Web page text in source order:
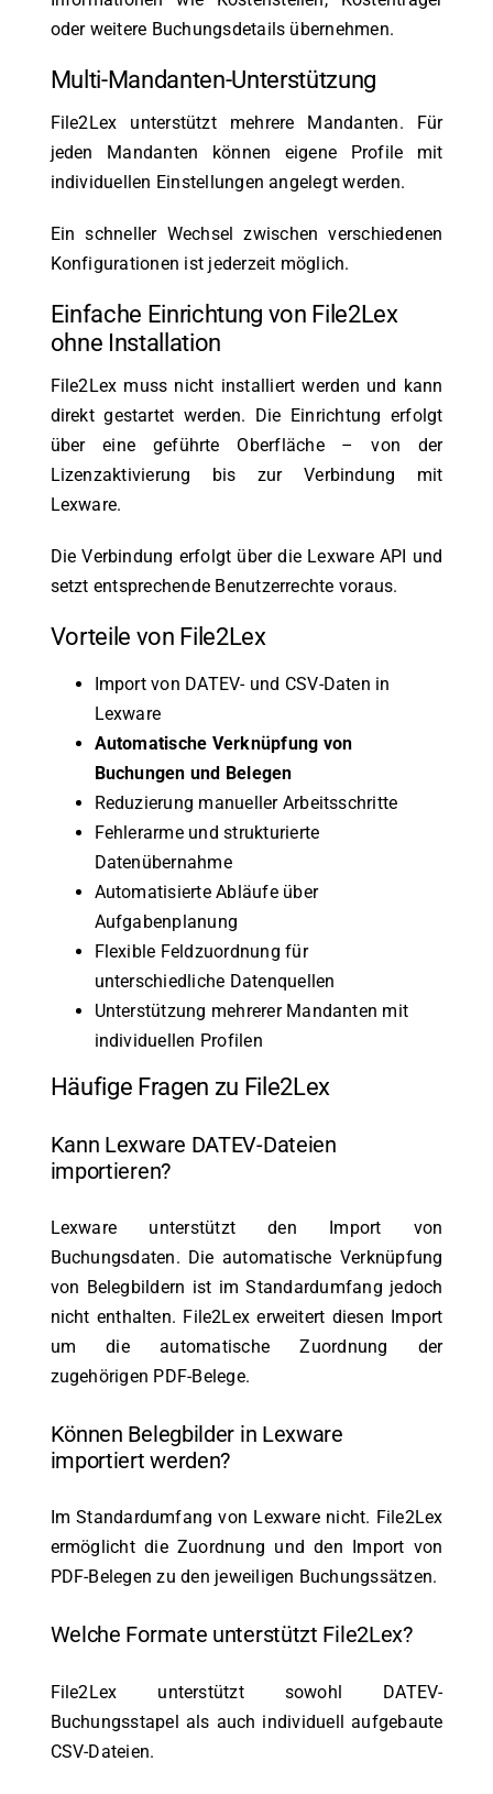
oder weitere Buchungsdetails übernehmen.
Multi-Mandanten-Unterstützung
File2Lex unterstützt mehrere Mandanten. Für
jeden Mandanten können eigene Profile mit
individuellen Einstellungen angelegt werden.
Ein schneller Wechsel zwischen verschiedenen
Konfigurationen ist jederzeit möglich.
Einfache Einrichtung von File2Lex
ohne Installation
File2Lex muss nicht installiert werden und kann
direkt gestartet werden. Die Einrichtung erfolgt
über eine geführte Oberfläche – von der
Lizenzaktivierung bis zur Verbindung mit
Lexware.
Die Verbindung erfolgt über die Lexware API und
setzt entsprechende Benutzerrechte voraus.
Vorteile von File2Lex
Import von DATEV- und CSV-Daten in
Lexware
Automatische Verknüpfung von
Buchungen und Belegen
Reduzierung manueller Arbeitsschritte
Fehlerarme und strukturierte
Datenübernahme
Automatisierte Abläufe über
Aufgabenplanung
Flexible Feldzuordnung für
unterschiedliche Datenquellen
Unterstützung mehrerer Mandanten mit
individuellen Profilen
Häufige Fragen zu File2Lex
Kann Lexware DATEV-Dateien
importieren?
Lexware unterstützt den Import von
Buchungsdaten. Die automatische Verknüpfung
von Belegbildern ist im Standardumfang jedoch
nicht enthalten. File2Lex erweitert diesen Import
um die automatische Zuordnung der
zugehörigen PDF-Belege.
Können Belegbilder in Lexware
importiert werden?
Im Standardumfang von Lexware nicht. File2Lex
ermöglicht die Zuordnung und den Import von
PDF-Belegen zu den jeweiligen Buchungssätzen.
Welche Formate unterstützt File2Lex?
File2Lex unterstützt sowohl DATEV-
Buchungsstapel als auch individuell aufgebaute
CSV-Dateien.